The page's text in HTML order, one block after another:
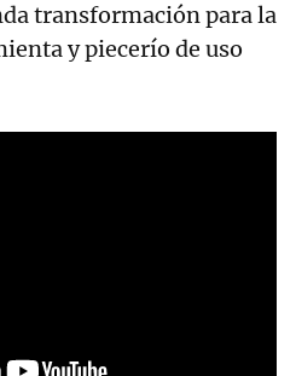
transformación para la
y piecerío de uso